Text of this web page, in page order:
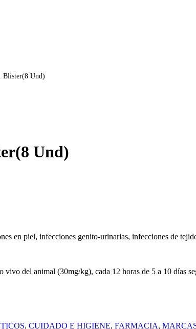
Blister(8 Und)
Und)
en piel, infecciones genito-urinarias, infecciones de
vivo del animal (30mg/kg), cada 12 horas de 5 a 10 días
, CUIDADO E HIGIENE, FARMACIA,